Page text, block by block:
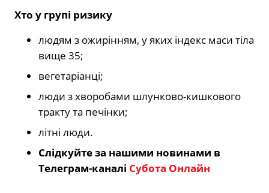
Хто у групі ризику
людям з ожирінням, у яких індекс маси тіла
вище 35;
вегетаріанці;
люди з хворобами шлунково-кишкового
тракту та печінки;
літні люди.
Слідкуйте за нашими новинами в
Телеграм-каналі Субота Онлайн